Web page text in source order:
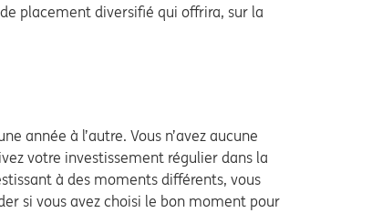
placement diversifié qui offrira, sur la
année à l’autre. Vous n’avez aucune
votre investissement régulier dans la
à des moments différents, vous
si vous avez choisi le bon moment pour